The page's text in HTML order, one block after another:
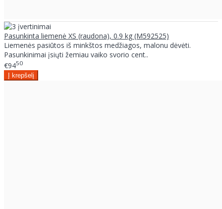
Pasunkinta liemenė XS (raudona), 0.9 kg (M592525)
Liemenės pasiūtos iš minkštos medžiagos, malonu dėvėti.
Pasunkinimai įsiųti žemiau vaiko svorio cent..
€9450